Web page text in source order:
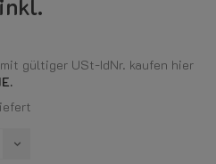
gültiger USt-IdNr. kaufen hier